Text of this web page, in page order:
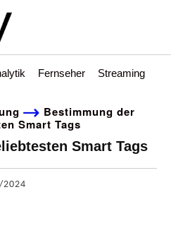
Fernseher Streaming
Bestimmung der
Smart Tags
Smart Tags